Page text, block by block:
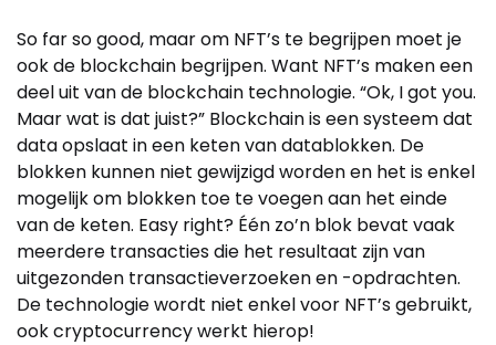
So far so good, maar om NFT’s te begrijpen moet je
ook de blockchain begrijpen. Want NFT’s maken een
deel uit van de blockchain technologie. “Ok, I got you.
Maar wat is dat juist?” Blockchain is een systeem dat
data opslaat in een keten van datablokken. De
blokken kunnen niet gewijzigd worden en het is enkel
mogelijk om blokken toe te voegen aan het einde
van de keten. Easy right? Één zo’n blok bevat vaak
meerdere transacties die het resultaat zijn van
uitgezonden transactieverzoeken en -opdrachten.
De technologie wordt niet enkel voor NFT’s gebruikt,
ook cryptocurrency werkt hierop!